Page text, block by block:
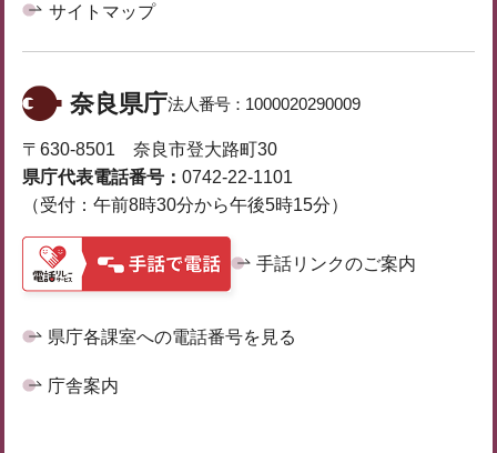
サイトマップ
奈良県庁法人番号： 1000020290009
〒630-8501 奈良市登大路町30
県庁代表電話番号： 0742-22-1101
（受付：午前8時30分から午後5時15分）
手話リンクのご案内
県庁各課室への電話番号を見る
庁舎案内